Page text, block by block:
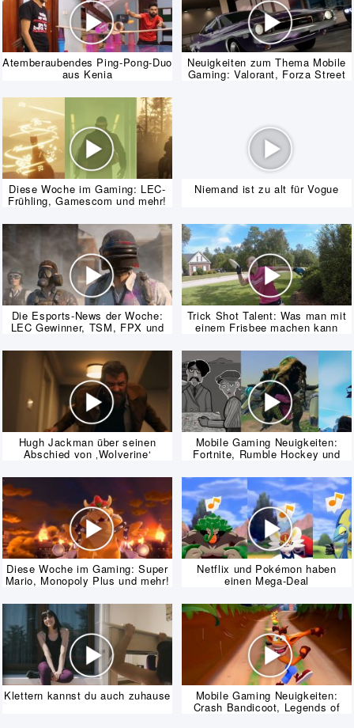
Atemberaubendes Ping-Pong-Duo
aus Kenia
Neuigkeiten zum Thema Mobile
Gaming: Valorant, Forza Street
Diese Woche im Gaming: LEC-
Frühling, Gamescom und mehr!
Niemand ist zu alt für Vogue
Die Esports-News der Woche:
LEC Gewinner, TSM, FPX und
Trick Shot Talent: Was man mit
einem Frisbee machen kann
Hugh Jackman über seinen
Abschied von ‚Wolverine‘
Mobile Gaming Neuigkeiten:
Fortnite, Rumble Hockey und
Diese Woche im Gaming: Super
Mario, Monopoly Plus und mehr!
Netflix und Pokémon haben
einen Mega-Deal
Klettern kannst du auch zuhause Mobile Gaming Neuigkeiten:
Crash Bandicoot, Legends of
Runeterra und mehr!